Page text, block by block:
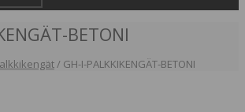
BETONI
/ GH-I-PALKKIKENGÄT-BETONI